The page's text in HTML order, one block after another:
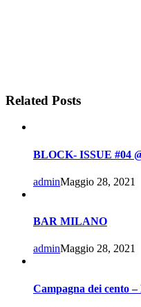
Related Posts
BLOCK- ISSUE #04
adminMaggio 28, 2021
BAR MILANO
adminMaggio 28, 2021
Campagna dei cento